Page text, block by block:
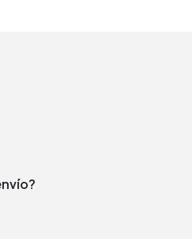
el coste del envío?